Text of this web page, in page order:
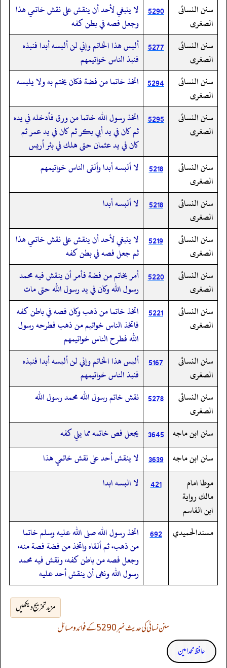
سنن النسائى
الصغرى
5290 لا ينبغي لأحد أن ينقش على نقش خاتمي هذا
وجعل فصه في بطن كفه
سنن النسائى
الصغرى
5277 ألبس هذا الخاتم وإني لن ألبسه أبدا فنبذه
فنبذ الناس خواتيمهم
سنن النسائى
الصغرى
5294 اتخذ خاتما من فضة فكان يختم به ولا يلبسه
سنن النسائى
الصغرى
5295 اتخذ رسول الله خاتما من ورق فأدخله في يده
ثم كان في يد أبي بكر ثم كان في يد عمر ثم
كان في يد عثمان حتى هلك في بئر أريس
سنن النسائى
الصغرى
5218 لا ألبسه أبدا وألقى الناس خواتيمهم
سنن النسائى
الصغرى
5218 لا ألبسه أبدا
سنن النسائى
الصغرى
5219
لا ينبغي لأحد أن ينقش على نقش خاتمي هذا
ثم جعل فصه في بطن كفه
سنن النسائى
الصغرى
5220 أمر بخاتم من فضة فأمر أن ينقش فيه محمد
رسول الله وكان في يد رسول الله حتى مات
سنن النسائى
الصغرى
5221
اتخذ خاتما من ذهب وكان فصه في باطن كفه
فاتخذ الناس خواتيم من ذهب فطرحه رسول
الله فطرح الناس خواتيمهم
سنن النسائى
الصغرى
5167 ألبس هذا الخاتم وإني لن ألبسه أبدا فنبذه
فنبذ الناس خواتيمهم
سنن النسائى
الصغرى
5278 نقش خاتم رسول الله محمد رسول الله
سنن ابن ماجه 3645 يجعل فص خاتمه مما يلي كفه
سنن ابن ماجه 3639
لا ينقش أحد على نقش خاتمي هذا
موطا امام
مالك رواية
ابن القاسم
421 لا البسه ابدا
مسندالحميدي 692
اتخذ رسول الله صلى الله عليه وسلم خاتما
من ذهب، ثم ألقاه واتخذ من فضة فصة منه،
وجعل فصه من باطن كفه، ونقش فيه محمد
رسول الله ونهى أن ينقش أحد عليه
مزید تخریج دیکھیں
سنن نسائی کی حدیث نمبر 5290 کے فوائد و مسائل
حافظ محمد امین